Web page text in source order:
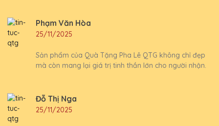
Phạm Văn Hòa
25/11/2025
Sản phẩm của Quà Tặng Pha Lê QTG không chỉ đẹp
mà còn mang lại giá trị tinh thần lớn cho người nhận.
Đỗ Thị Nga
25/11/2025